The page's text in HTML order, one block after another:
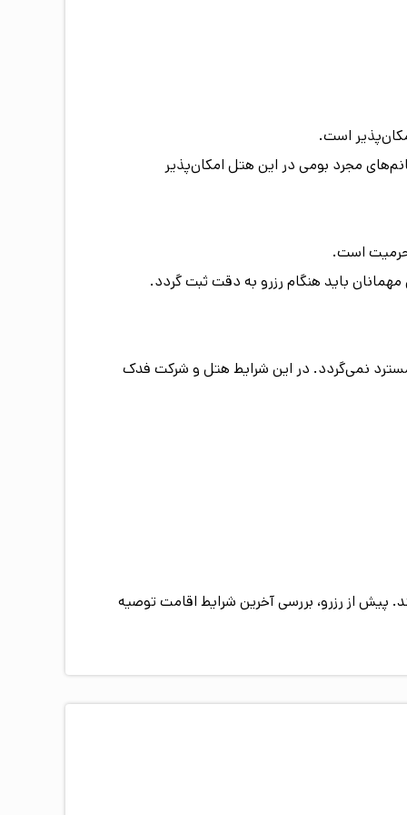
است.
خانم‌های مجرد بومی در این هتل امکان‌پذیر
است.
باید هنگام رزرو به دقت ثبت گردد.
نمی‌گردد. در این شرایط هتل و شرکت فدک
از رزرو، بررسی آخرین شرایط اقامت توصیه